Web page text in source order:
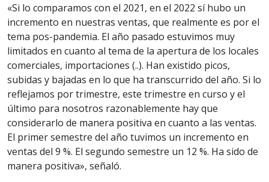
«Si lo comparamos con el 2021, en el 2022 sí hubo un
incremento en nuestras ventas, que realmente es por el
tema pos-pandemia. El año pasado estuvimos muy
limitados en cuanto al tema de la apertura de los locales
comerciales, importaciones (..). Han existido picos,
subidas y bajadas en lo que ha transcurrido del año. Si lo
reflejamos por trimestre, este trimestre en curso y el
último para nosotros razonablemente hay que
considerarlo de manera positiva en cuanto a las ventas.
El primer semestre del año tuvimos un incremento en
ventas del 9 %. El segundo semestre un 12 %. Ha sido de
manera positiva», señaló.